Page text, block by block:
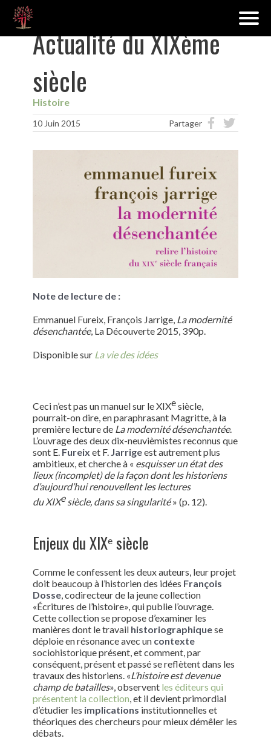
Actualité du XIXème
siècle
Histoire
10 Juin 2015 Partager
Note de lecture de :
Emmanuel Fureix, François Jarrige, La modernité
désenchantée, La Découverte 2015, 390p.
Disponible sur La vie des idées
Ceci n’est pas un manuel sur le XIXesiècle,
pourrait-on dire, en paraphrasant Magritte, à la
première lecture de La modernité désenchantée.
L’ouvrage des deux dix-neuvièmistes reconnus que
sont E. Fureix et F. Jarrigeest autrement plus
ambitieux, et cherche à « esquisser un état des
lieux (incomplet) de la façon dont les historiens
d’aujourd’hui renouvellent les lectures
du XIXesiècle, dans sa singularité» (p. 12).
Enjeux du XIXesiècle
Comme le confessent les deux auteurs, leur projet
doit beaucoup à l’historien des idées François
Dosse, codirecteur de la jeune collection
«Écritures de l’histoire», qui publie l’ouvrage.
Cette collection se propose d’examiner les
manières dont le travail historiographiquese
déploie en résonance avec un contexte
sociohistorique présent, et comment, par
conséquent, présent et passé se reflètent dans les
travaux des historiens. «L’histoire est devenue
champ de batailles», observent les éditeurs qui
présentent la collection, et il devient primordial
d’étudier les implications institutionnelles et
théoriques des chercheurs pour mieux démêler les
débats.